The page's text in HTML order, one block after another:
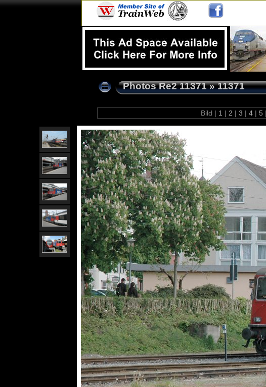
Photos Re2 11371»11371
Bild | 1 | 2 | 3 | 4 | 5 |